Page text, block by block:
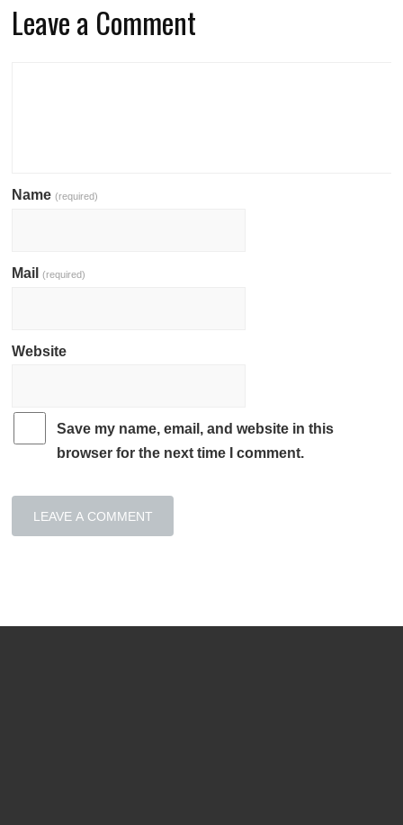
Leave a Comment
Name(required)
Mail(required)
Website
Save my name, email, and website in this
browser for the next time I comment.